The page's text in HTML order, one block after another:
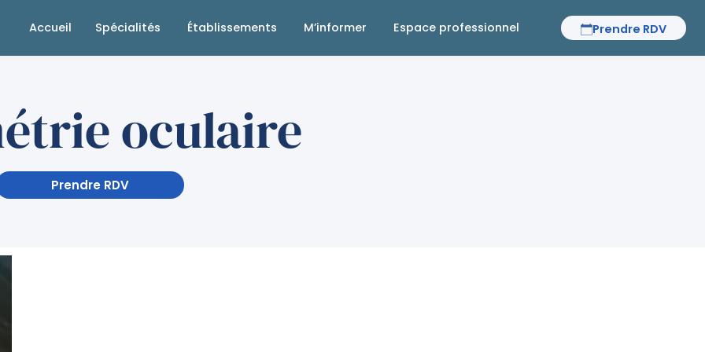
Accueil Spécialités Établissements M’informer Espace professionnel Prendre RDV
oculaire
Prendre RDV